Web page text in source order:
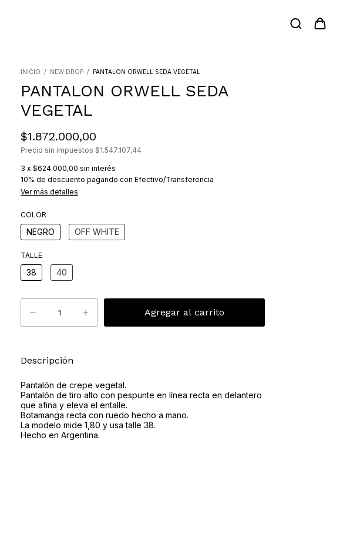
INICIO / NEW DROP / PANTALON ORWELL SEDA VEGETAL
PANTALON ORWELL SEDA
VEGETAL
$1.872.000,00
Precio sin impuestos $1.547.107,44
3 x$624.000,00 sin interés
10% de descuento pagando con Efectivo/Transferencia
Ver más detalles
COLOR
NEGRO OFF WHITE
TALLE
38 40
Descripción
Pantalón de crepe vegetal.
Pantalón de tiro alto con pespunte en línea recta en delantero
que afina y eleva el entalle.
Botamanga recta con ruedo hecho a mano.
La modelo mide 1,80 y usa talle 38.
Hecho en Argentina.